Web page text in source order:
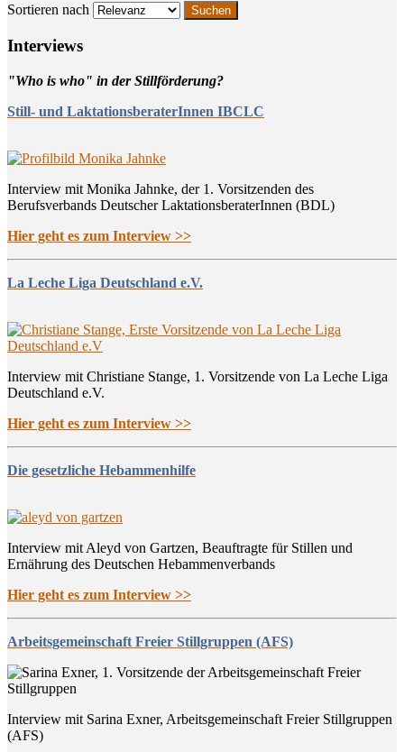
Sortieren nach
Inter­views
"Who is who" in der Stillförderung?
Still- und LaktationsberaterInnen IBCLC
Interview mit Monika Jahnke, der 1. Vorsitzenden des
Berufsverbands Deutscher LaktationsberaterInnen (BDL)
Hier geht es zum Interview >>
La Leche Liga Deutschland e.V.
Interview mit Christiane Stange, 1. Vorsitzende von La Leche Liga
Deutschland e.V.
Hier geht es zum Interview >>
Die gesetzliche Hebammenhilfe
Interview mit Aleyd von Gartzen, Beauftragte für Stillen und
Ernährung des Deutschen Hebammenverbands
Hier geht es zum Interview >>
Arbeitsgemeinschaft Freier Stillgruppen (AFS)
Interview mit Sarina Exner, Arbeitsgemeinschaft Freier Stillgruppen
(AFS)